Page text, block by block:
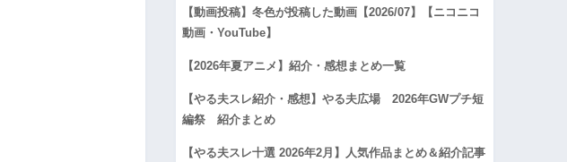
【動画投稿】冬色が投稿した動画【2026/07】【ニコニコ
動画・YouTube】
【2026年夏アニメ】紹介・感想まとめ一覧
【やる夫スレ紹介・感想】やる夫広場 2026年GWプチ短
編祭 紹介まとめ
【やる夫スレ十選 2026年2月】人気作品まとめ＆紹介記事